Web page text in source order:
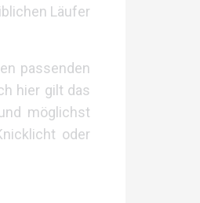
Läufer
passenden
hier gilt das
möglichst
oder